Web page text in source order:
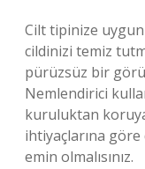
Cilt tipinize
cildinizi temiz
pürüzsüz bir
Nemlendirici
kuruluktan
ihtiyaçlarına
emin olmalısınız.